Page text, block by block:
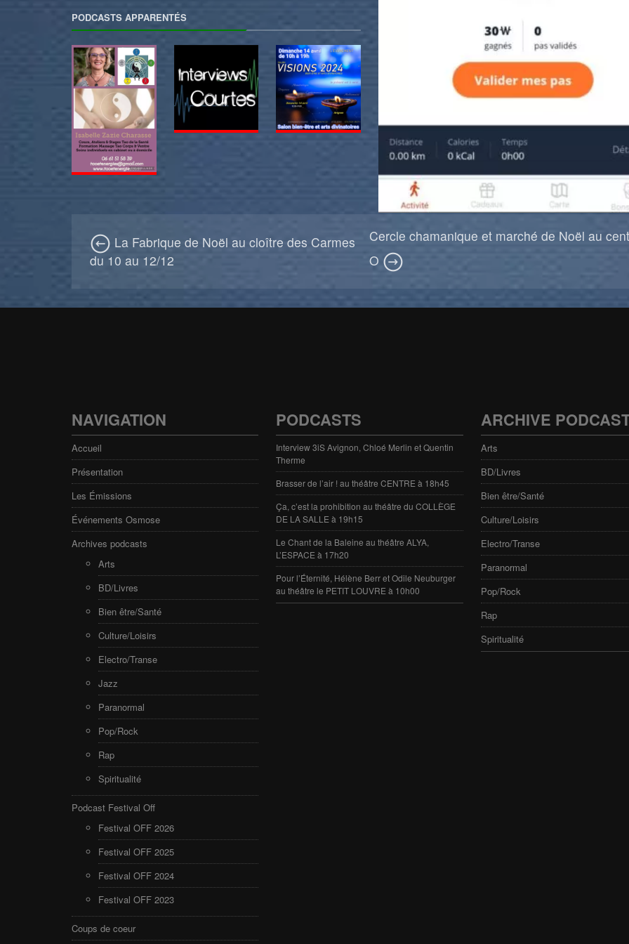
PODCASTS APPARENTÉS
La Fabrique de Noël au cloître des Carmes
du 10 au 12/12
Cercle chamanique et marché de Noël au
O
NAVIGATION
Accueil
Présentation
Les Émissions
Événements Osmose
Archives podcasts
Arts
BD/Livres
Bien être/Santé
Culture/Loisirs
Electro/Transe
Jazz
Paranormal
Pop/Rock
Rap
Spiritualité
Podcast Festival Off
Festival OFF 2026
Festival OFF 2025
Festival OFF 2024
Festival OFF 2023
Coups de coeur
PODCASTS
Interview 3iS Avignon, Chloé Merlin et Quentin
Therme
Brasser de l’air ! au théâtre CENTRE à 18h45
Ça, c’est la prohibition au théâtre du COLLÈGE
DE LA SALLE à 19h15
Le Chant de la Baleine au théâtre ALYA,
L’ESPACE à 17h20
Pour l’Éternité, Hélène Berr et Odile Neuburger
au théâtre le PETIT LOUVRE à 10h00
ARCHIVE
Arts
BD/Livres
Bien être/Santé
Culture/Loisirs
Electro/Transe
Paranormal
Pop/Rock
Rap
Spiritualité